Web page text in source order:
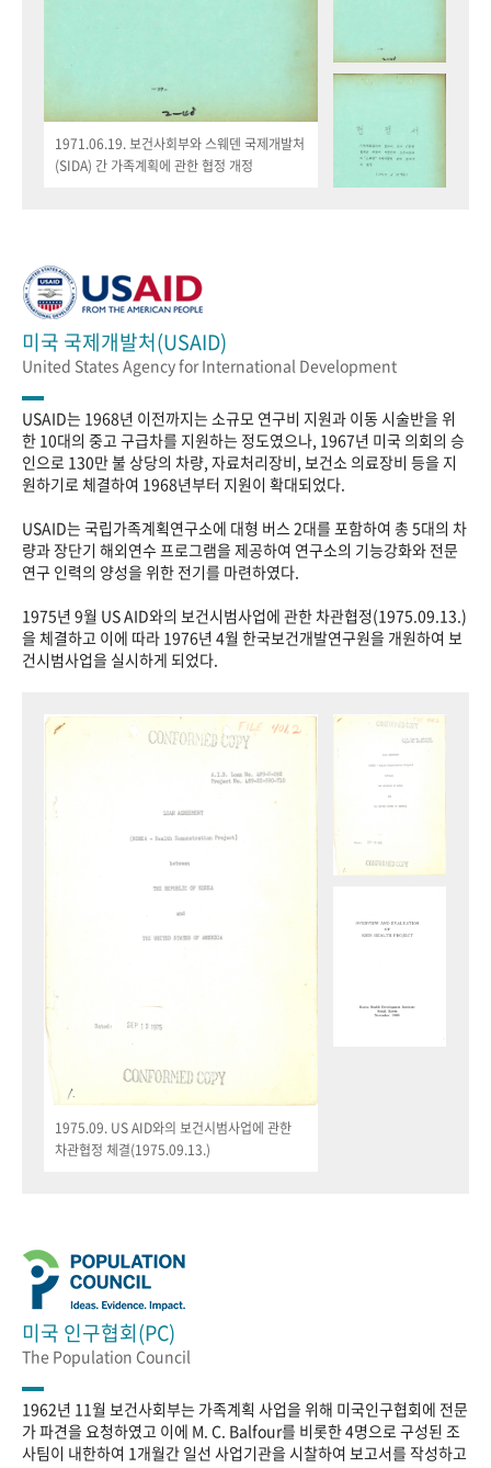
1971.06.19. 보건사회부와 스웨덴 국제개발처
(SIDA) 간 가족계획에 관한 협정 개정
미국 국제개발처(USAID)
United States Agency for International Development
USAID는 1968년 이전까지는 소규모 연구비 지원과 이동 시술반을 위
한 10대의 중고 구급차를 지원하는 정도였으나, 1967년 미국 의회의 승
인으로 130만 불 상당의 차량, 자료처리장비, 보건소 의료장비 등을 지
원하기로 체결하여 1968년부터 지원이 확대되었다.
USAID는 국립가족계획연구소에 대형 버스 2대를 포함하여 총 5대의 차
량과 장단기 해외연수 프로그램을 제공하여 연구소의 기능강화와 전문
연구 인력의 양성을 위한 전기를 마련하였다.
1975년 9월 US AID와의 보건시범사업에 관한 차관협정(1975.09.13.)
을 체결하고 이에 따라 1976년 4월 한국보건개발연구원을 개원하여 보
건시범사업을 실시하게 되었다.
1975.09. US AID와의 보건시범사업에 관한
차관협정 체결(1975.09.13.)
미국 인구협회(PC)
The Population Council
1962년 11월 보건사회부는 가족계획 사업을 위해 미국인구협회에 전문
가 파견을 요청하였고 이에 M. C. Balfour를 비롯한 4명으로 구성된 조
사팀이 내한하여 1개월간 일선 사업기관을 시찰하여 보고서를 작성하고